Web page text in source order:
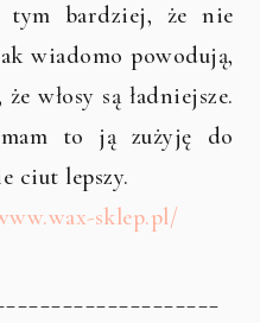
tym bardziej, że nie
wiadomo powodują,
włosy są ładniejsze.
to ją zużyję do
ciut lepszy.
sklep.pl/